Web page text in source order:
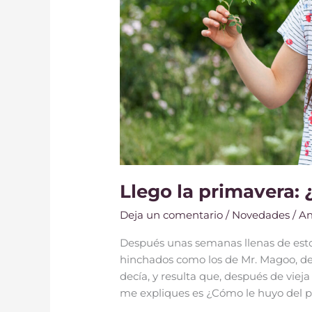
Llego la primavera:
Deja un comentario / Novedades /
Después unas semanas llenas de
hinchados como los de Mr. Magoo,
decía, y resulta que, después de
me expliques es ¿Cómo le huyo del